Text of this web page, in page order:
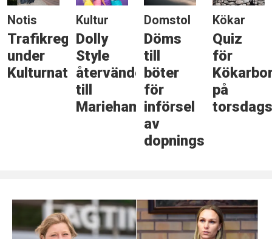
Notis
Trafikreglering
under
Kulturnatten
Kultur
Dolly
Style
återvänder
till
Mariehamn
Domstol
Döms
till
böter
för
införsel
av
dopningsmedel
Kökar
Quiz
för
på